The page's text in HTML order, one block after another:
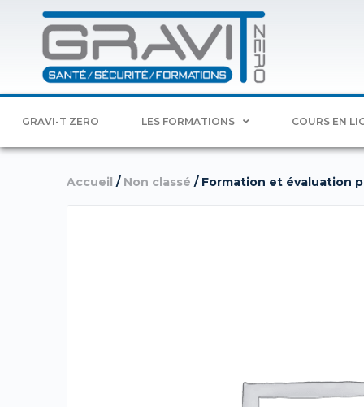
GRAVI-T ZERO LES FORMATIONS COURS EN
Accueil / Non classé / Formation et évaluation